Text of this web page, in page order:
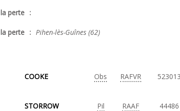
perte :
perte : Pihen-lès-Guînes (62)
COOKE Obs RAFVR 523013
STORROW Pil RAAF 44486